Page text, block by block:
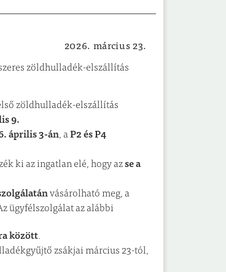
Közérdekű
2026. március 23.
zöldhulladék-elszállítás
zöldhulladék-elszállítás
9.
április 3-án, aP2 és P4
ki az ingatlan elé, hogy azse a
vásárolható meg, a
ügyfélszolgálat az alábbi
között.
zsákjai március 23-tól,